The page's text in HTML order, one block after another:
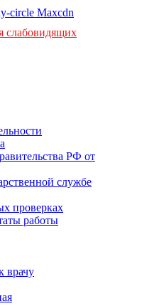
circle Maxcdn
слабовидящих
РФ от
службе
проверках
работы
врачу